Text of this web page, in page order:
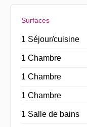
Surfaces
1 Séjour/cuisine
1 Chambre
1 Chambre
1 Chambre
1 Salle de bains